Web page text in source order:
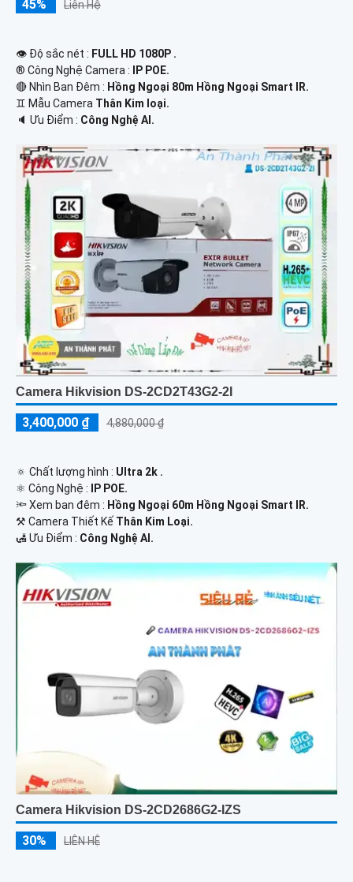
45% Liên Hệ
👁 Độ sắc nét : FULL HD 1080P .
®️ Công Nghệ Camera :
IP POE.
🔴 Nhìn Ban Đêm : Hồng Ngoại 80m Hồng Ngoại Smart IR.
♊ Mẫu Camera Thân Kim loại.
️🔈 Ưu Điểm : Công Nghệ AI.
Camera Hikvision DS-2CD2T43G2-2I
3,400,000 ₫ 4,880,000 ₫
🔅 Chất lượng hình : Ultra 2k .
⚛️ Công Nghệ :
IP POE.
🔦 Xem ban đêm : Hồng Ngoại 60m Hồng Ngoại Smart IR.
⚒ Camera Thiết Kế Thân Kim Loại.
️🛃 Ưu Điểm : Công Nghệ AI.
Camera Hikvision DS-2CD2686G2-IZS
30% LIÊN HỆ